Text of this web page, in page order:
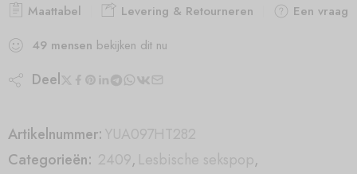
Maattabel Levering & Retourneren
Een vraag
49 mensen bekijken dit nu
Deel
Artikelnummer:YUA097HT282
Categorieën: 2409, Lesbische sekspop,